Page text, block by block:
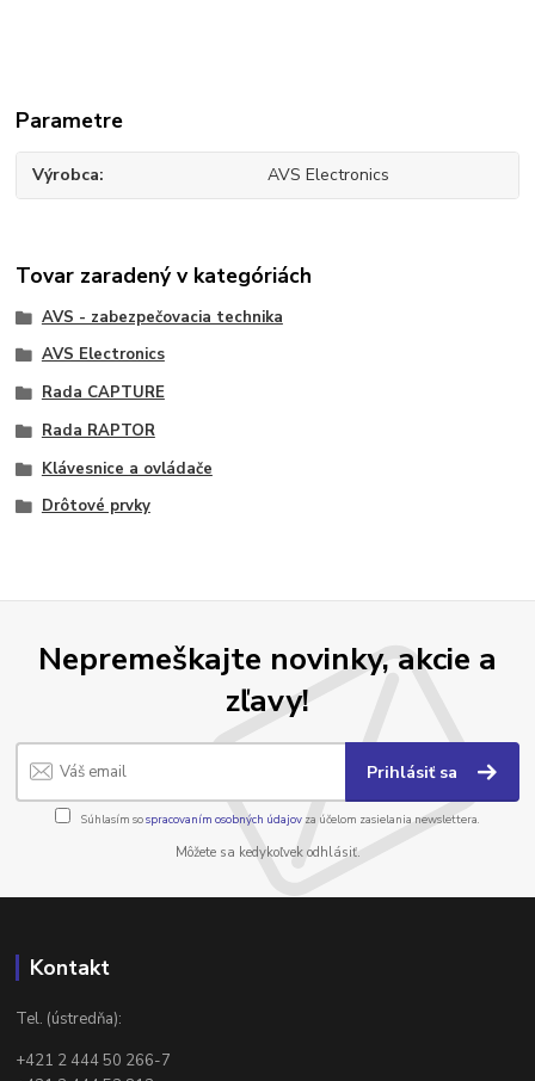
Parametre
Výrobca AVS Electronics
Tovar zaradený v kategóriách
AVS - zabezpečovacia technika
AVS Electronics
Rada CAPTURE
Rada RAPTOR
Klávesnice a ovládače
Drôtové prvky
Nepremeškajte novinky, akcie a
zľavy!
Prihlásiť sa
Súhlasím sospracovaním osobných údajov za účelom zasielania newslettera.
Môžete sa kedykoľvek odhlásiť.
Kontakt
Tel. (ústredňa):
+421 2 444 50 266-7